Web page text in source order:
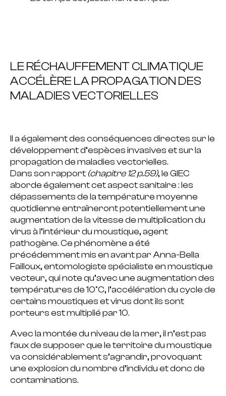
LE RÉCHAUFFEMENT CLIMATIQUE
ACCÉLÈRE LA PROPAGATION DES
MALADIES VECTORIELLES
Il a également des conséquences directes sur le
développement d’espèces invasives et sur la
propagation de maladies vectorielles.
Dans son rapport (chapitre 12 p.59), le GIEC
aborde également cet aspect sanitaire : les
dépassements de la température moyenne
quotidienne entraîneront potentiellement une
augmentation de la vitesse de multiplication du
virus à l’intérieur du moustique, agent
pathogène. Ce phénomène a été
précédemment mis en avant par Anna-Bella
Failloux, entomologiste spécialiste en moustique
vecteur, qui note qu’avec une augmentation des
températures de 10°C, l’accélération du cycle de
certains moustiques et virus dont ils sont
porteurs est multiplié par 10.
Avec la montée du niveau de la mer, il n’est pas
faux de supposer que le territoire du moustique
va considérablement s’agrandir, provoquant
une explosion du nombre d’individu et donc de
contaminations.